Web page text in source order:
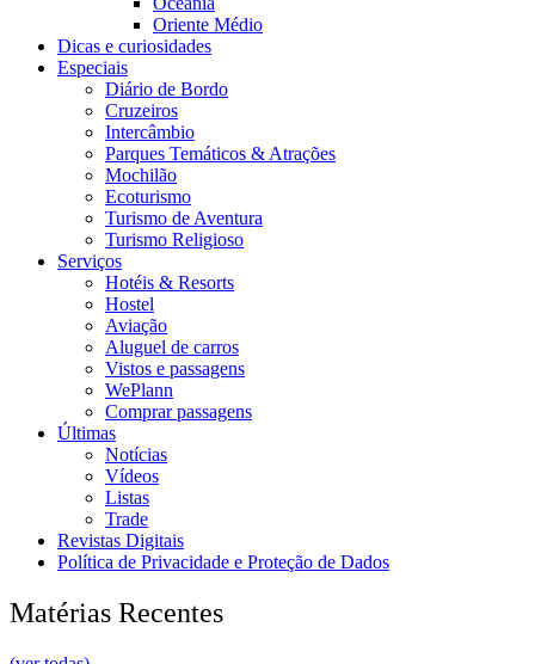
Oriente Médio
Dicas e curiosidades
Especiais
Diário de Bordo
Cruzeiros
Intercâmbio
Parques Temáticos & Atrações
Mochilão
Ecoturismo
Turismo de Aventura
Turismo Religioso
Serviços
Hotéis & Resorts
Hostel
Aviação
Aluguel de carros
Vistos e passagens
WePlann
Comprar passagens
Últimas
Notícias
Vídeos
Listas
Trade
Revistas Digitais
Política de Privacidade e Proteção de Dados
Matérias Recentes